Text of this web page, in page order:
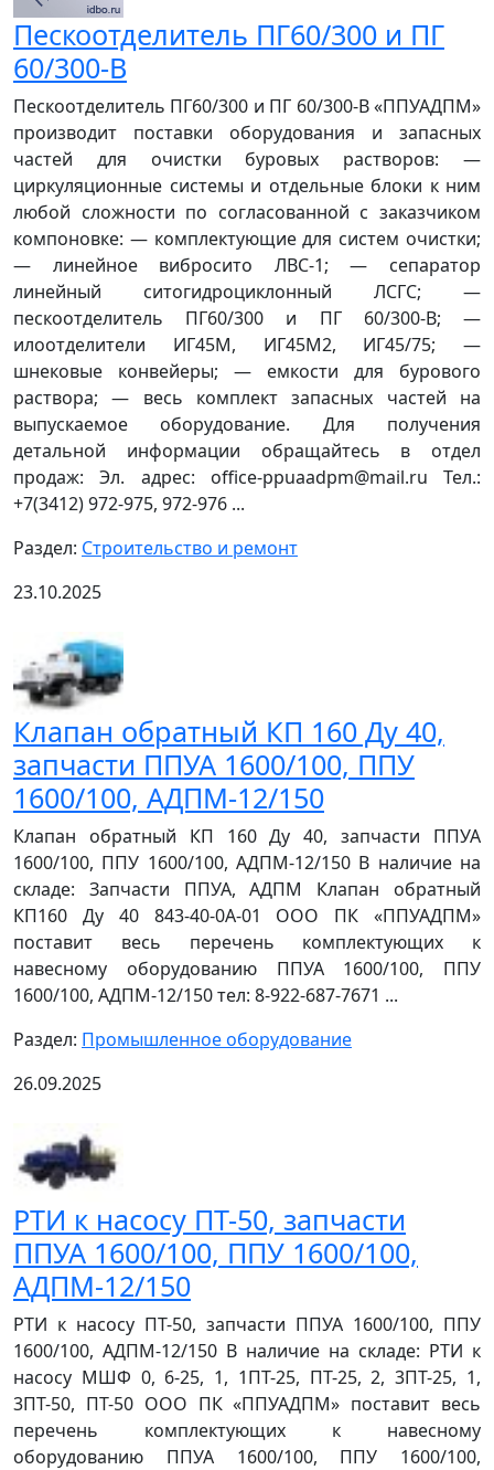
Пескоотделитель ПГ60/300 и ПГ
60/300-В
Пескоотделитель ПГ60/300 и ПГ 60/300-В «ППУАДПМ»
производит поставки оборудования и запасных
частей для очистки буровых растворов: —
циркуляционные системы и отдельные блоки к ним
любой сложности по согласованной с заказчиком
компоновке: — комплектующие для систем очистки;
— линейное вибросито ЛВС-1; — сепаратор
линейный ситогидроциклонный ЛСГС; —
пескоотделитель ПГ60/300 и ПГ 60/300-В; —
илоотделители ИГ45М, ИГ45М2, ИГ45/75; —
шнековые конвейеры; — емкости для бурового
раствора; — весь комплект запасных частей на
выпускаемое оборудование. Для получения
детальной информации обращайтесь в отдел
продаж: Эл. адрес: office-ppuaadpm@mail.ru Тел.:
+7(3412) 972-975, 972-976 ...
Раздел: Строительство и ремонт
23.10.2025
Клапан обратный КП 160 Ду 40,
запчасти ППУА 1600/100, ППУ
1600/100, АДПМ-12/150
Клапан обратный КП 160 Ду 40, запчасти ППУА
1600/100, ППУ 1600/100, АДПМ-12/150 В наличие на
складе: Запчасти ППУА, АДПМ Клапан обратный
КП160 Ду 40 843-40-0А-01 ООО ПК «ППУАДПМ»
поставит весь перечень комплектующих к
навесному оборудованию ППУА 1600/100, ППУ
1600/100, АДПМ-12/150 тел: 8-922-687-7671 ...
Раздел: Промышленное оборудование
26.09.2025
РТИ к насосу ПТ-50, запчасти
ППУА 1600/100, ППУ 1600/100,
АДПМ-12/150
РТИ к насосу ПТ-50, запчасти ППУА 1600/100, ППУ
1600/100, АДПМ-12/150 В наличие на складе: РТИ к
насосу МШФ 0, 6-25, 1, 1ПТ-25, ПТ-25, 2, 3ПТ-25, 1,
3ПТ-50, ПТ-50 ООО ПК «ППУАДПМ» поставит весь
перечень комплектующих к навесному
оборудованию ППУА 1600/100, ППУ 1600/100,